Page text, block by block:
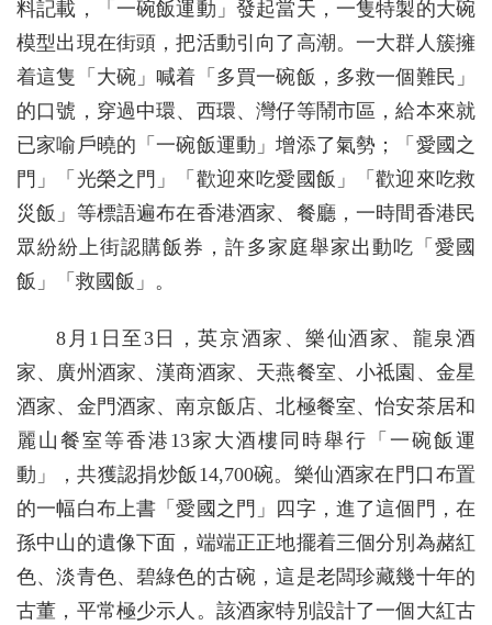
料記載，「一碗飯運動」發起當天，一隻特製的大碗
模型出現在街頭，把活動引向了高潮。一大群人簇擁
着這隻「大碗」喊着「多買一碗飯，多救一個難民」
的口號，穿過中環、西環、灣仔等鬧市區，給本來就
已家喻戶曉的「一碗飯運動」增添了氣勢；「愛國之
門」「光榮之門」「歡迎來吃愛國飯」「歡迎來吃救
災飯」等標語遍布在香港酒家、餐廳，一時間香港民
眾紛紛上街認購飯券，許多家庭舉家出動吃「愛國
飯」「救國飯」。
8月1日至3日，英京酒家、樂仙酒家、龍泉酒
家、廣州酒家、漢商酒家、天燕餐室、小祗園、金星
酒家、金門酒家、南京飯店、北極餐室、怡安茶居和
麗山餐室等香港13家大酒樓同時舉行「一碗飯運
動」，共獲認捐炒飯14,700碗。樂仙酒家在門口布置
的一幅白布上書「愛國之門」四字，進了這個門，在
孫中山的遺像下面，端端正正地擺着三個分別為赭紅
色、淡青色、碧綠色的古碗，這是老闆珍藏幾十年的
古董，平常極少示人。該酒家特別設計了一個大紅古